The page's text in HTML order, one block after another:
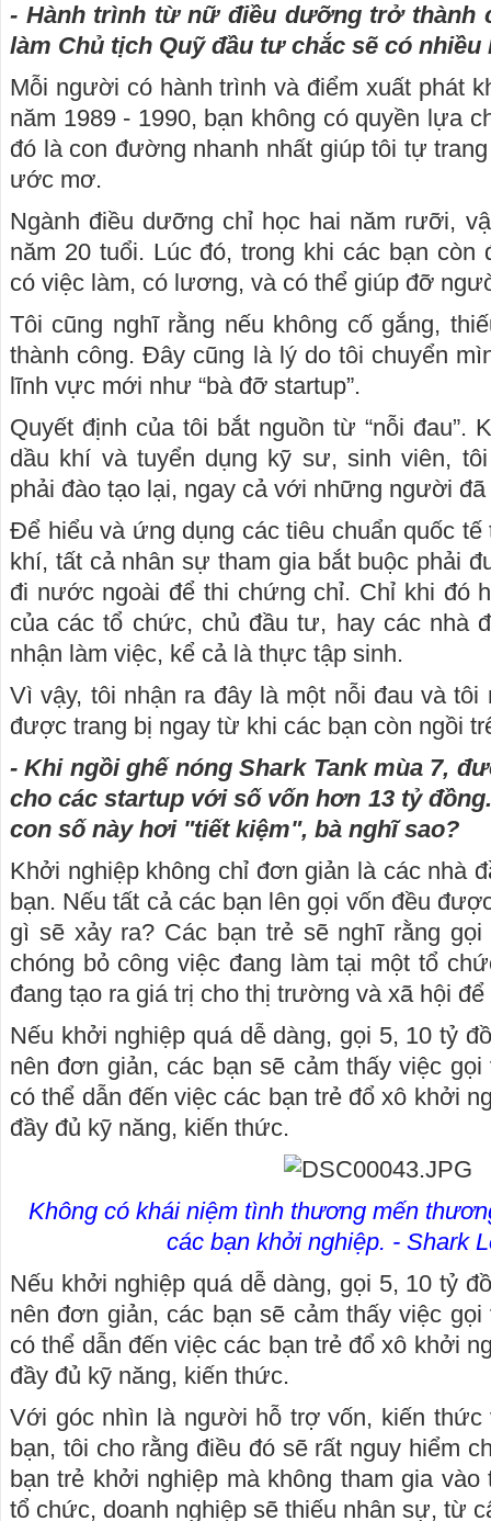
- Hành trình từ nữ điều dưỡng trở thành
làm Chủ tịch Quỹ đầu tư chắc sẽ có nhiều
Mỗi người có hành trình và điểm xuất phát
năm 1989 - 1990, bạn không có quyền lựa
đó là con đường nhanh nhất giúp tôi tự
ước mơ.
Ngành điều dưỡng chỉ học hai năm rưỡi,
năm 20 tuổi. Lúc đó, trong khi các bạn còn
có việc làm, có lương, và có thể giúp đỡ
Tôi cũng nghĩ rằng nếu không cố gắng,
thành công. Đây cũng là lý do tôi chuyển
lĩnh vực mới như “bà đỡ startup”.
Quyết định của tôi bắt nguồn từ “nỗi đau”.
dầu khí và tuyển dụng kỹ sư, sinh viên,
phải đào tạo lại, ngay cả với những người
Để hiểu và ứng dụng các tiêu chuẩn quốc tế
khí, tất cả nhân sự tham gia bắt buộc phải
đi nước ngoài để thi chứng chỉ. Chỉ khi đó
của các tổ chức, chủ đầu tư, hay các nhà
nhận làm việc, kể cả là thực tập sinh.
Vì vậy, tôi nhận ra đây là một nỗi đau và
được trang bị ngay từ khi các bạn còn ngồi
- Khi ngồi ghế nóng Shark Tank mùa 7,
cho các startup với số vốn hơn 13 tỷ
con số này hơi "tiết kiệm", bà nghĩ sao?
Khởi nghiệp không chỉ đơn giản là các nhà
bạn. Nếu tất cả các bạn lên gọi vốn đều
gì sẽ xảy ra? Các bạn trẻ sẽ nghĩ rằng
chóng bỏ công việc đang làm tại một tổ
đang tạo ra giá trị cho thị trường và xã hội
Nếu khởi nghiệp quá dễ dàng, gọi 5, 10 tỷ
nên đơn giản, các bạn sẽ cảm thấy việc
có thể dẫn đến việc các bạn trẻ đổ xô khởi
đầy đủ kỹ năng, kiến thức.
Không có khái niệm tình thương mến
các bạn khởi nghiệp. - Shark
Nếu khởi nghiệp quá dễ dàng, gọi 5, 10 tỷ
nên đơn giản, các bạn sẽ cảm thấy việc
có thể dẫn đến việc các bạn trẻ đổ xô khởi
đầy đủ kỹ năng, kiến thức.
Với góc nhìn là người hỗ trợ vốn, kiến thức
bạn, tôi cho rằng điều đó sẽ rất nguy hiểm
bạn trẻ khởi nghiệp mà không tham gia
tổ chức, doanh nghiệp sẽ thiếu nhân sự, từ